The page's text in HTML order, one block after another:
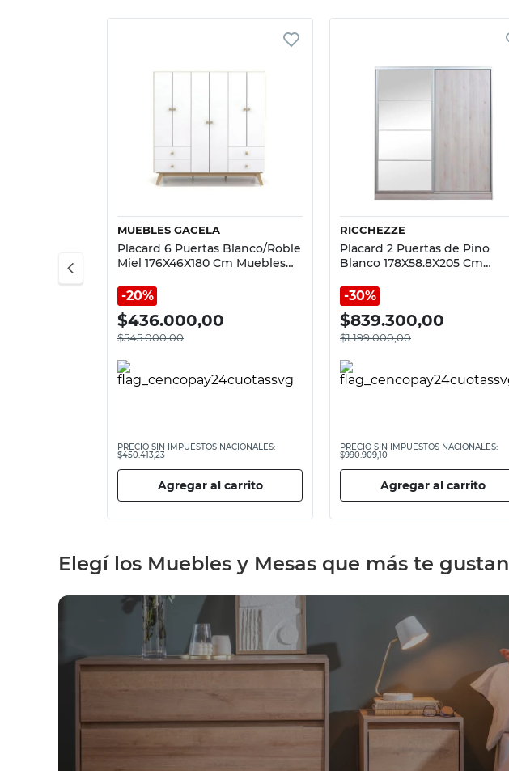
Vista rápida
MUEBLES GACELA
Placard 6 Puertas Blanco/Roble
Miel 176X46X180 Cm Muebles
20%
$436.000,00
$545.000,00
PRECIO SIN IMPUESTOS NACIONALES:
$450.413,23
Agregar al carrito
RICCHEZZE
Placard 2 Puertas de Pino
Blanco 178X58.8X205 Cm
30%
$839.300,00
$1.199.000,00
PRECIO SIN IMPUESTOS NACIONALES:
$990.909,10
Agregar al carrito
Elegí los Muebles y Mesas que más te gustan